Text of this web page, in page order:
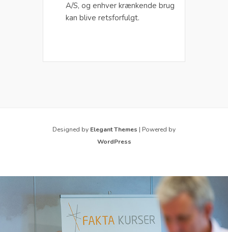
A/S, og enhver krænkende brug
kan blive retsforfulgt.
Designed by Elegant Themes | Powered by
WordPress